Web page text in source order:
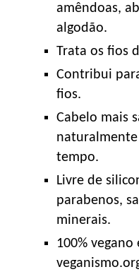
amêndoas,
algodão.
Trata os fios
Contribui
fios.
Cabelo mais
tempo.
Livre de
parabenos,
minerais.
100%